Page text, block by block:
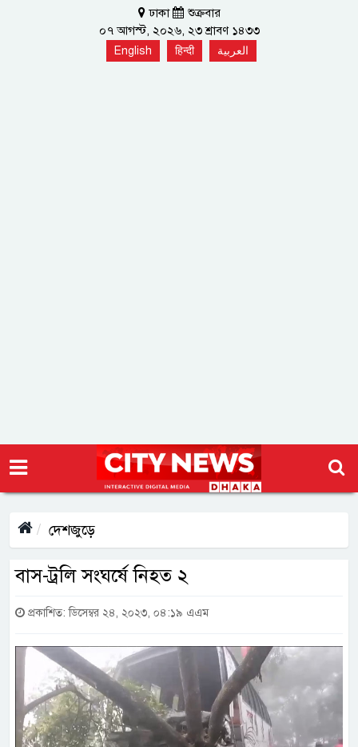
ঢাকা
শুক্রবার
০৭ আগস্ট, ২০২৬, ২৩ শ্রাবণ ১৪৩৩
English हिन्दी العربية
দেশজুড়ে
বাস-ট্রলি সংঘর্ষে নিহত ২
প্রকাশিত: ডিসেম্বর ২৪, ২০২৩, ০৪:১৯ এএম